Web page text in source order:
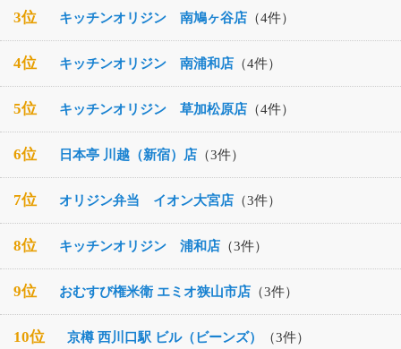
3位 キッチンオリジン 南鳩ヶ谷店 （4件）
4位 キッチンオリジン 南浦和店 （4件）
5位 キッチンオリジン 草加松原店 （4件）
6位 日本亭 川越（新宿）店 （3件）
7位 オリジン弁当 イオン大宮店 （3件）
8位 キッチンオリジン 浦和店 （3件）
9位 おむすび権米衛 エミオ狭山市店 （3件）
10位 京樽 西川口駅 ビル（ビーンズ） （3件）